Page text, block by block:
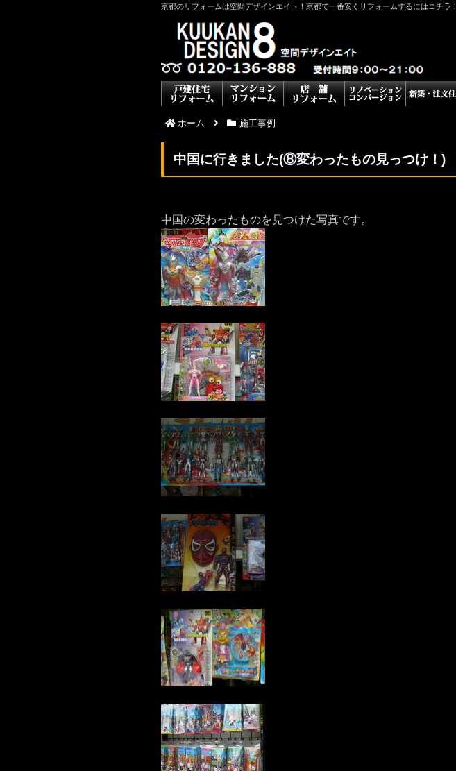
京都のリフォームは空間デザインエイト！京都で一番安くリフォームするにはコチラ！
ホーム 施工事例
中国に行きました(⑧変わったもの見っつけ！)
中国の変わったものを見つけた写真です。